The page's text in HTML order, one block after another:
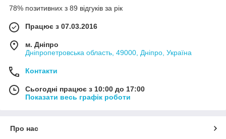
78% позитивних з 89 відгуків за рік
Працює з 07.03.2016
м. Дніпро
Дніпропетровська область, 49000, Дніпро, Україна
Контакти
Сьогодні працює з 10:00 до 17:00
Показати весь графік роботи
Про нас